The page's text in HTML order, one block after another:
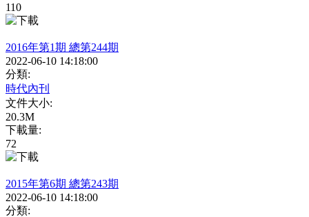
110
2016年第1期 總第244期
2022-06-10 14:18:00
分類:
時代內刊
文件大小:
20.3M
下載量:
72
2015年第6期 總第243期
2022-06-10 14:18:00
分類: